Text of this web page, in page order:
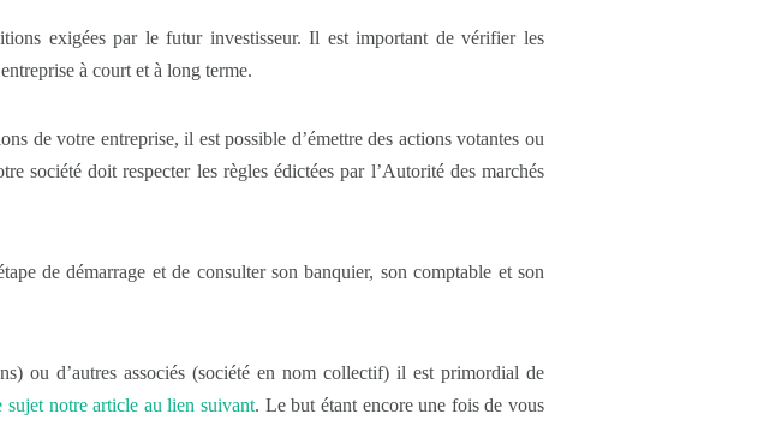
exigées par le futur investisseur. Il est important de vérifier les
à court et à long terme.
de votre entreprise, il est possible d’émettre des actions votantes ou
société doit respecter les règles édictées par l’Autorité des marchés
de démarrage et de consulter son banquier, son comptable et son
ou d’autres associés (société en nom collectif) il est primordial de
sujet notre article au lien suivant. Le but étant encore une fois de vous